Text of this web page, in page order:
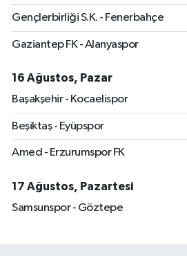
Gençlerbirliği S.K. - Fenerbahçe
Gaziantep FK - Alanyaspor
16 Ağustos, Pazar
Başakşehir - Kocaelispor
Beşiktaş - Eyüpspor
Amed - Erzurumspor FK
17 Ağustos, Pazartesi
Samsunspor - Göztepe